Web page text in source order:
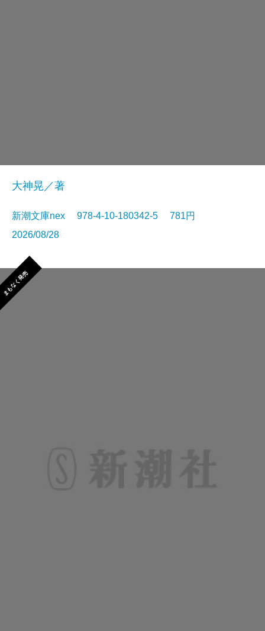
大神晃／著
新潮文庫nex 978-4-10-180342-5 781円
2026/08/28
まもなく発売